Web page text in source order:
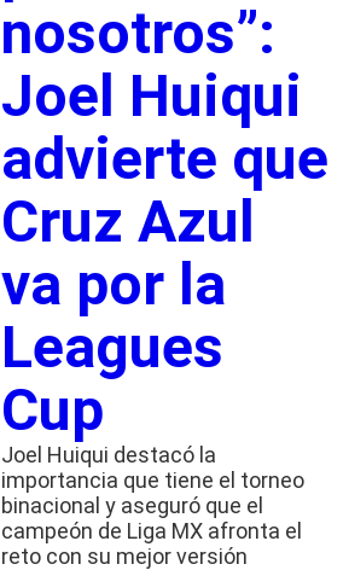
nosotros”:
Joel Huiqui
advierte que
Cruz Azul
va por la
Leagues
Cup
Joel Huiqui destacó la
importancia que tiene el torneo
binacional y aseguró que el
campeón de Liga MX afronta el
reto con su mejor versión